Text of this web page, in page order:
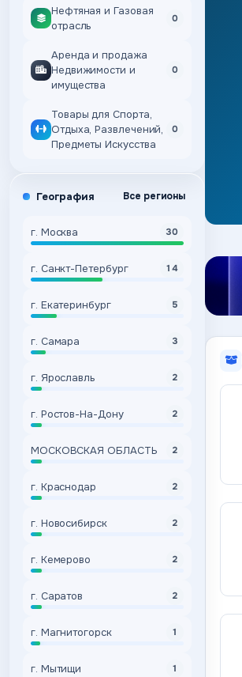
Нефтяная и Газовая
отрасль
0
Аренда и продажа
Недвижимости и
имущества
0
Товары для Спорта,
Отдыха, Развлечений,
Предметы Искусства
0
География Все регионы
г. Москва 30
г. Санкт-Петербург 14
г. Екатеринбург 5
г. Самара 3
г. Ярославль 2
г. Ростов-На-Дону 2
МОСКОВСКАЯ ОБЛАСТЬ 2
г. Краснодар 2
г. Новосибирск 2
г. Кемерово 2
г. Саратов 2
г. Магнитогорск 1
г. Мытищи 1